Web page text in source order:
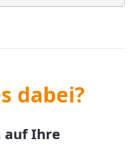
dabei?
auf Ihre